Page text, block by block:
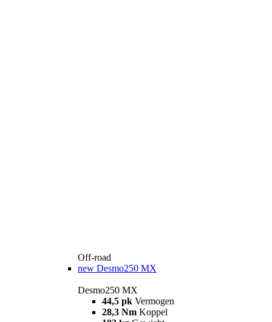
Off-road
new Desmo250 MX
Desmo250 MX
44,5 pk Vermogen
28,3 Nm Koppel